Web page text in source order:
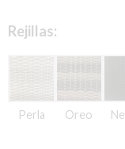
Rejillas:
Perla Oreo